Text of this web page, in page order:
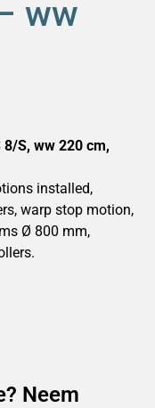
ww
S, ww 220 cm,
installed,
warp stop motion,
Ø 800 mm,
Neem